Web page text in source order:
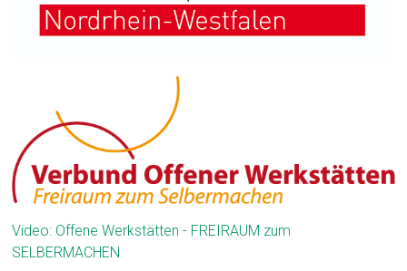
Video: Offene Werkstätten - FREIRAUM zum
SELBERMACHEN